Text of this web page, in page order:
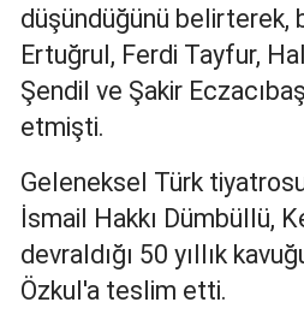
düşündüğünü belirterek,
Ertuğrul, Ferdi Tayfur,
Şendil ve Şakir
etmişti.
Geleneksel Türk
İsmail Hakkı Dümbüllü,
devraldığı 50 yıllık
Özkul'a teslim etti.